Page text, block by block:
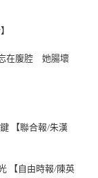
在腹腔 她腸壞
【聯合報/朱漢
【自由時報/陳英